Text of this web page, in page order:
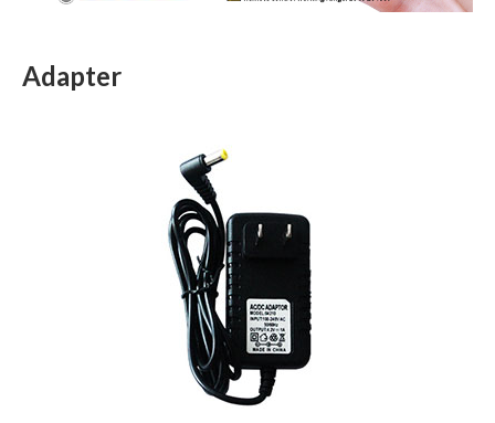
Adapter